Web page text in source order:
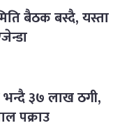
बैठक बस्दै, यस्ता
भन्दै ३७ लाख ठगी,
पक्राउ